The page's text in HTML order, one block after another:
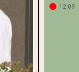
12:09